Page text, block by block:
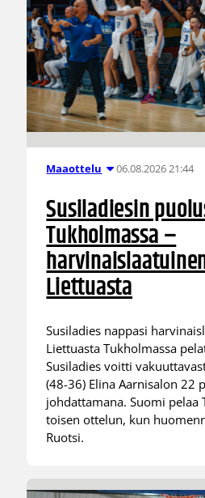
Maaottelu 06.08.2026 21:44
Susiladiesin
Tukholmassa –
Liettuasta
Susiladies nappasi
Liettuasta Tukholmassa
Susiladies voitti
(48-36) Elina Aarnisalon 22
johdattamana. Suomi pelaa
toisen ottelun, kun
Ruotsi.